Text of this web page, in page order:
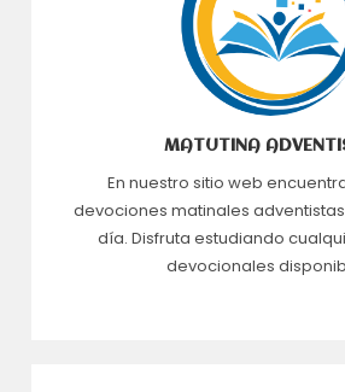
MATUTINA
En nuestro sitio web
devociones matinales
día. Disfruta estudiando
devocionales